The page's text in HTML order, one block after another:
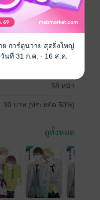
pdf
58 หน้า
30 บาท (ประหยัด 50%)
ดูทั้งหมด
ย การ์ตูนวาย สุดยิ่งใหญ่
นที่ 31 ก.ค. - 16 ส.ค.